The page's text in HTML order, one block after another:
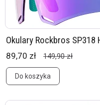
Okulary Rockbros
89,70 zł 149,90 zł
Do koszyka